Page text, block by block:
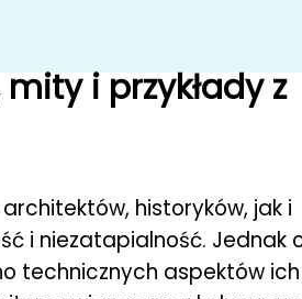
i przykłady z
historyków, jak i
i niezatapialność. Jednak
technicznych aspektów ich